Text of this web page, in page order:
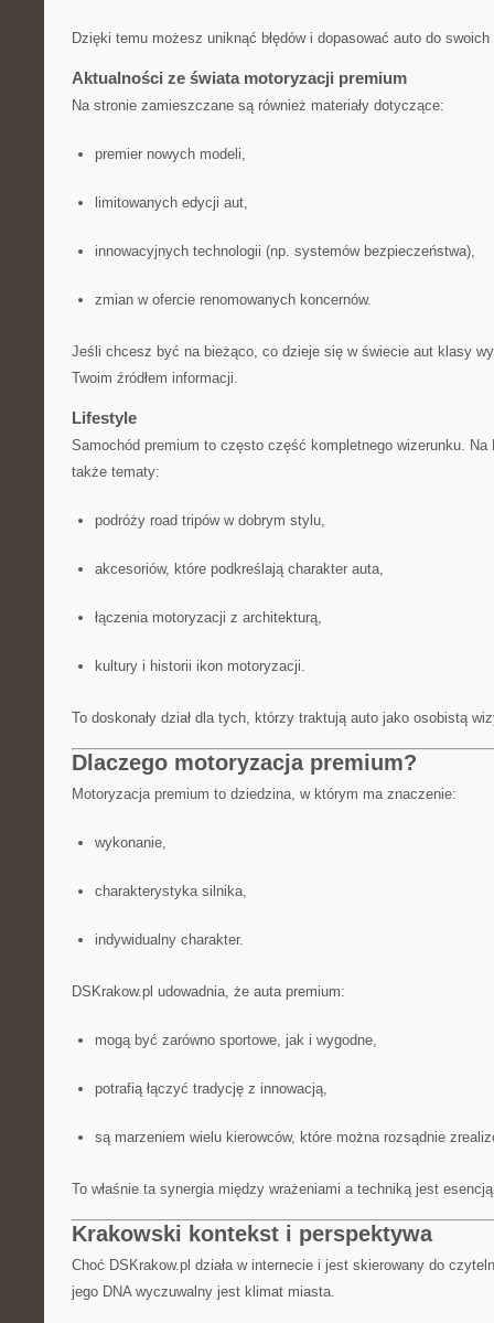
Dzięki temu możesz uniknąć błędów i dopasować auto do swoich
Aktualności ze świata motoryzacji premium
Na stronie zamieszczane są również materiały dotyczące:
premier nowych modeli,
limitowanych edycji aut,
innowacyjnych technologii (np. systemów bezpieczeństwa),
zmian w ofercie renomowanych koncernów.
Jeśli chcesz być na bieżąco, co dzieje się w świecie aut klasy
Twoim źródłem informacji.
Lifestyle
Samochód premium to często część kompletnego wizerunku. Na
także tematy:
podróży road tripów w dobrym stylu,
akcesoriów, które podkreślają charakter auta,
łączenia motoryzacji z architekturą,
kultury i historii ikon motoryzacji.
To doskonały dział dla tych, którzy traktują auto jako osobistą
Dlaczego motoryzacja premium?
Motoryzacja premium to dziedzina, w którym ma znaczenie:
wykonanie,
charakterystyka silnika,
indywidualny charakter.
DSKrakow.pl udowadnia, że auta premium:
mogą być zarówno sportowe, jak i wygodne,
potrafią łączyć tradycję z innowacją,
są marzeniem wielu kierowców, które można rozsądnie
To właśnie ta synergia między wrażeniami a techniką jest
Krakowski kontekst i perspektywa
Choć DSKrakow.pl działa w internecie i jest skierowany do
jego DNA wyczuwalny jest klimat miasta.